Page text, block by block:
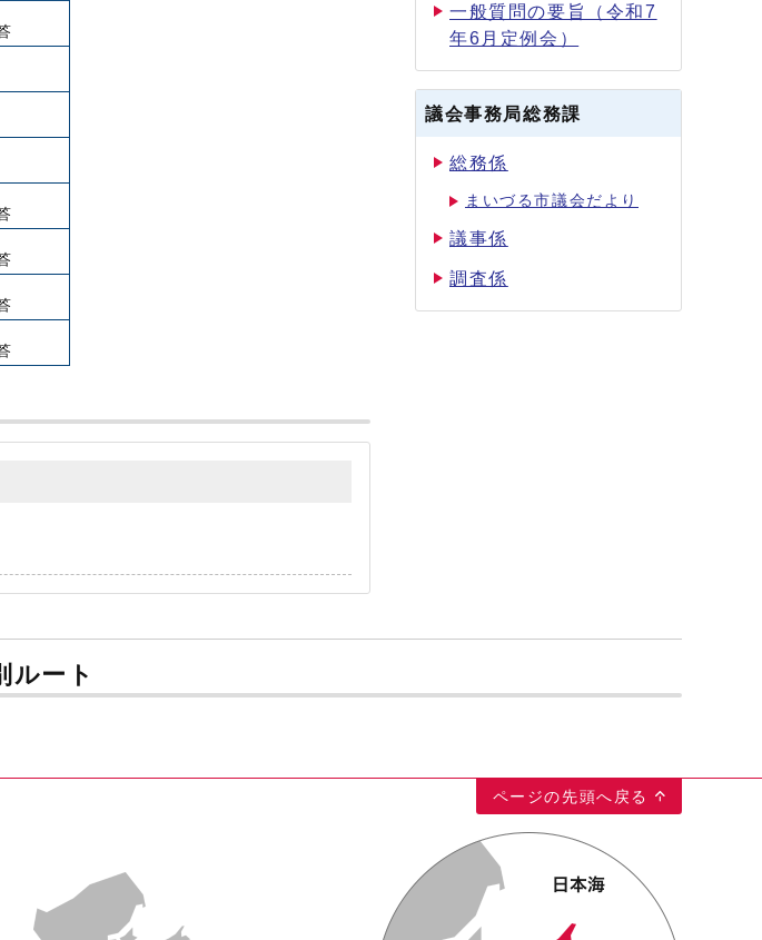
一般質問の要旨（令和7
年6月定例会）
議会事務局総務課
総務係
まいづる市議会だより
議事係
調査係
ルート
ページの先頭へ戻る